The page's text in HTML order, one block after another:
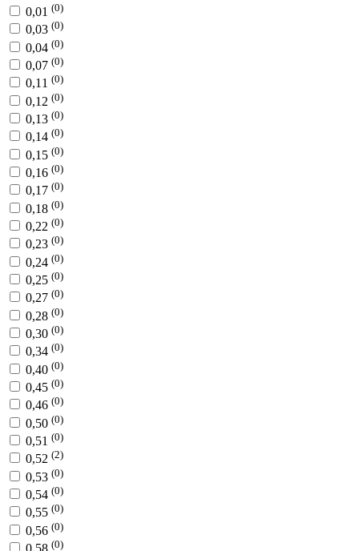
0,01 (0)
0,03 (0)
0,04 (0)
0,07 (0)
0,11 (0)
0,12 (0)
0,13 (0)
0,14 (0)
0,15 (0)
0,16 (0)
0,17 (0)
0,18 (0)
0,22 (0)
0,23 (0)
0,24 (0)
0,25 (0)
0,27 (0)
0,28 (0)
0,30 (0)
0,34 (0)
0,40 (0)
0,45 (0)
0,46 (0)
0,50 (0)
0,51 (0)
0,52 (2)
0,53 (0)
0,54 (0)
0,55 (0)
0,56 (0)
0,58 (0)